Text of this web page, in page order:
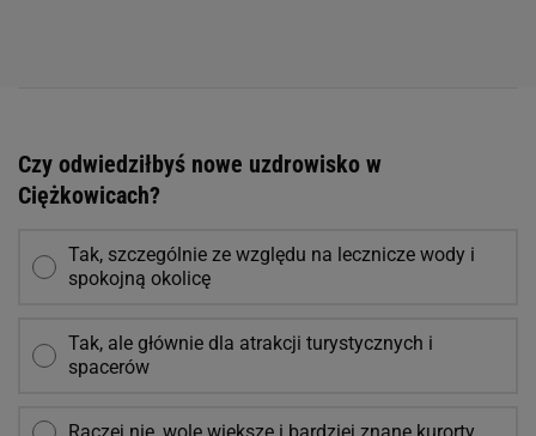
Czy odwiedziłbyś nowe uzdrowisko w
Ciężkowicach?
Tak, szczególnie ze względu na lecznicze wody i
spokojną okolicę
Tak, ale głównie dla atrakcji turystycznych i
spacerów